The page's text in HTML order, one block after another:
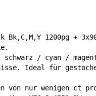
1200pg +
schwarz / cyan /
Ideal für
von nur wenigen ct